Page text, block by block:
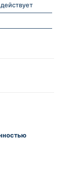
действует